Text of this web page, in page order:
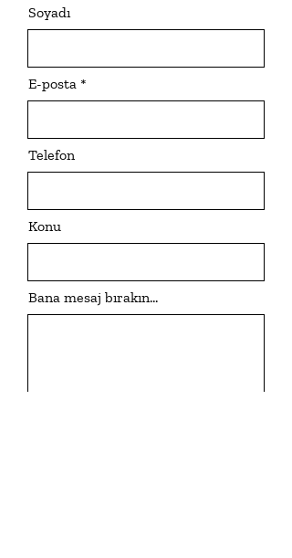
Soyadı
E-posta
Telefon
Konu
Bana mesaj bırakın...